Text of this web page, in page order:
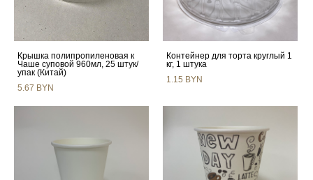
Крышка полипропиленовая к
Чаше суповой 960мл, 25 штук/
упак (Китай)
5.67 BYN
Контейнер для торта круглый 1
кг, 1 штука
1.15 BYN